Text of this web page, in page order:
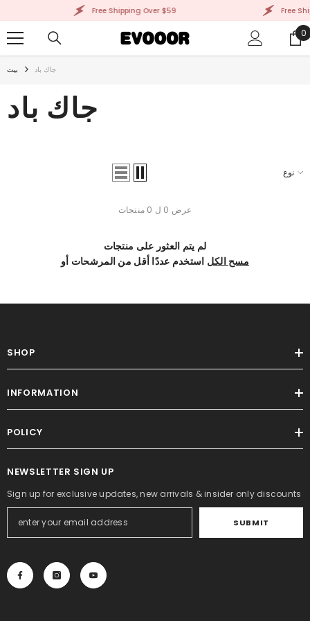
Free Shipping Over $59 Free
0
0
بيت جاك باد
جاك باد
نوع
عرض 0 ل 0 منتجات
لم يتم العثور على منتجات
مسح الكل
SHOP
INFORMATION
POLICY
NEWSLETTER SIGN UP
Sign up for exclusive updates, new arrivals & insider only discounts
SUBMIT